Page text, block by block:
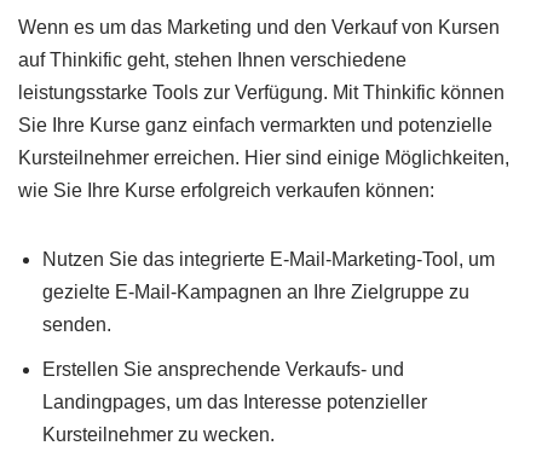
Wenn es um das Marketing und den Verkauf von Kursen
auf Thinkific geht, stehen Ihnen verschiedene
leistungsstarke Tools zur Verfügung. Mit Thinkific können
Sie Ihre Kurse ganz einfach vermarkten und potenzielle
Kursteilnehmer erreichen. Hier sind einige Möglichkeiten,
wie Sie Ihre Kurse erfolgreich verkaufen können:
Nutzen Sie das integrierte E-Mail-Marketing-Tool, um
gezielte E-Mail-Kampagnen an Ihre Zielgruppe zu
senden.
Erstellen Sie ansprechende Verkaufs- und
Landingpages, um das Interesse potenzieller
Kursteilnehmer zu wecken.